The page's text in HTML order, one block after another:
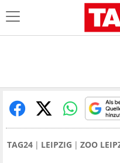
TAG24 LEIPZIG ZOO